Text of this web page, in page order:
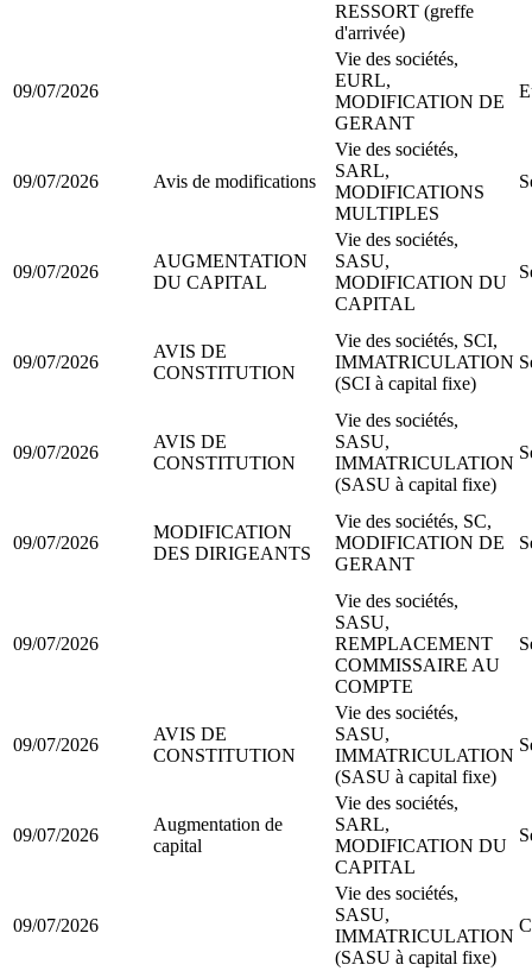
RESSORT (greffe
d'arrivée)
09/07/2026
Vie des sociétés,
EURL,
MODIFICATION DE
GERANT
09/07/2026 Avis de modifications
Vie des sociétés,
SARL,
MODIFICATIONS
MULTIPLES
09/07/2026
AUGMENTATION
DU CAPITAL
Vie des sociétés,
SASU,
MODIFICATION DU
CAPITAL
09/07/2026
AVIS DE
CONSTITUTION
Vie des sociétés, SCI,
IMMATRICULATION
(SCI à capital fixe)
09/07/2026
AVIS DE
CONSTITUTION
Vie des sociétés,
SASU,
IMMATRICULATION
(SASU à capital fixe)
09/07/2026
MODIFICATION
DES DIRIGEANTS
Vie des sociétés, SC,
MODIFICATION DE
GERANT
09/07/2026
Vie des sociétés,
SASU,
REMPLACEMENT
COMMISSAIRE AU
COMPTE
09/07/2026
AVIS DE
CONSTITUTION
Vie des sociétés,
SASU,
IMMATRICULATION
(SASU à capital fixe)
09/07/2026
Augmentation de
capital
Vie des sociétés,
SARL,
MODIFICATION DU
CAPITAL
09/07/2026
Vie des sociétés,
SASU,
IMMATRICULATION
(SASU à capital fixe)